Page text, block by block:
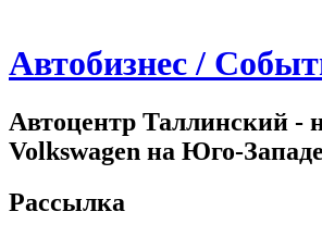
Автобизнес /
Автоцентр Таллинский -
Volkswagen на Юго-
Рассылка